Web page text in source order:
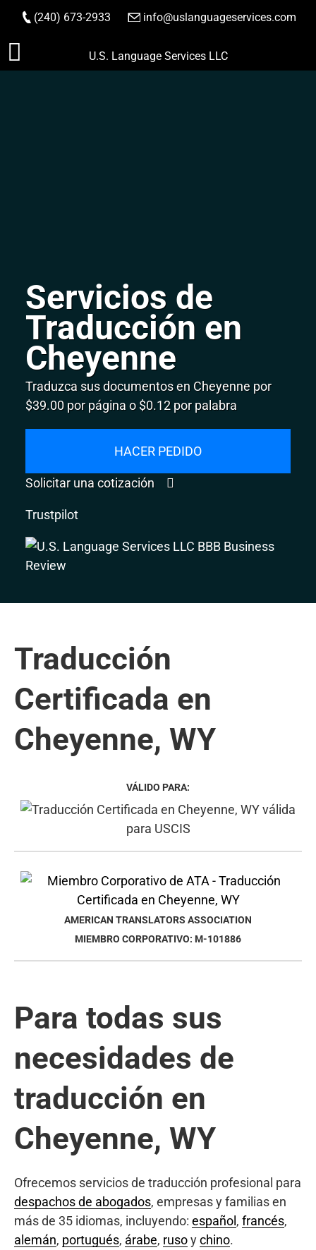
Saltar
(240) 673-2933 info@uslanguageservices.com
HACER PEDIDO
U.S. Language Services LLC
Servicios de
Traducción en
Cheyenne
Traduzca sus documentos en Cheyenne por
$39.00 por página o $0.12 por palabra
HACER PEDIDO
Solicitar una cotización
Trustpilot
Traducción
Certificada en
Cheyenne, WY
VÁLIDO PARA:
AMERICAN TRANSLATORS ASSOCIATION
MIEMBRO CORPORATIVO: M-101886
Para todas sus
necesidades de
traducción en
Cheyenne, WY
Ofrecemos servicios de traducción profesional para
despachos de abogados, empresas y familias en
más de 35 idiomas, incluyendo: español , francés,
alemán, portugués, árabe, rusoychino.